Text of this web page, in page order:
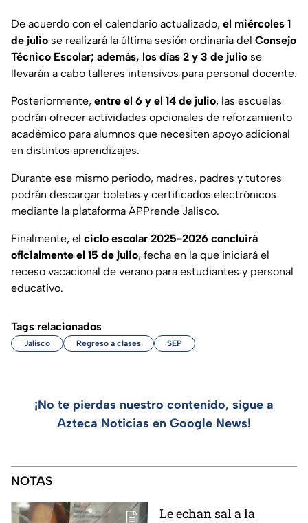
De acuerdo con el calendario actualizado, el miércoles 1
de julio se realizará la última sesión ordinaria del Consejo
Técnico Escolar; además, los días 2 y 3 de julio se
llevarán a cabo talleres intensivos para personal docente.
Posteriormente, entre el 6 y el 14 de julio, las escuelas
podrán ofrecer actividades opcionales de reforzamiento
académico para alumnos que necesiten apoyo adicional
en distintos aprendizajes.
Durante ese mismo periodo, madres, padres y tutores
podrán descargar boletas y certificados electrónicos
mediante la plataforma APPrende Jalisco.
Finalmente, el ciclo escolar 2025-2026 concluirá
oficialmente el 15 de julio, fecha en la que iniciará el
receso vacacional de verano para estudiantes y personal
educativo.
Tags relacionados
Jalisco Regreso a clases SEP
¡No te pierdas nuestro contenido, sigue a
Azteca Noticias en Google News!
NOTAS
Le echan sal a la